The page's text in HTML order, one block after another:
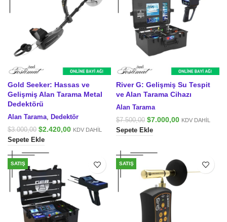
Gold Seeker: Hassas ve
Gelişmiş Alan Tarama Metal
Dedektörü
Alan Tarama, Dedektör
$3.000,00 Orijinal
fiyat:
$3.000,00.
$2.420,00Şu
KDV DAHİL
Sepete Ekle
River G: Gelişmiş Su Tespit
ve Alan Tarama Cihazı
Alan Tarama
$7.500,00 Orijinal
fiyat:
$7.500,00.
$7.000,00Şu
KDV DAHİL
Sepete Ekle
SATIŞ SATIŞ